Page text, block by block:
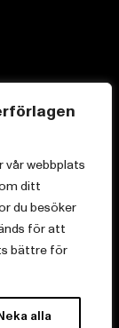
vår webbplats
ditt
du besöker
för att
bättre för
alla